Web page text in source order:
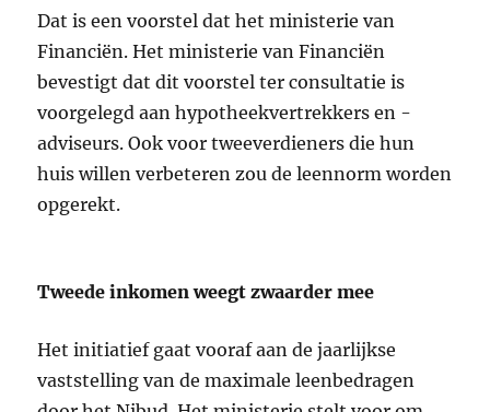
Dat is een voorstel dat het ministerie van
Financiën. Het ministerie van Financiën
bevestigt dat dit voorstel ter consultatie is
voorgelegd aan hypotheekvertrekkers en -
adviseurs. Ook voor tweeverdieners die hun
huis willen verbeteren zou de leennorm worden
opgerekt.
Tweede inkomen weegt zwaarder mee
Het initiatief gaat vooraf aan de jaarlijkse
vaststelling van de maximale leenbedragen